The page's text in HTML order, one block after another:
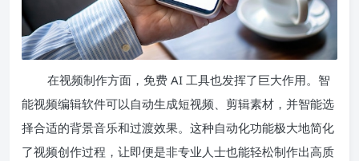
在视频制作方面，免费 AI 工具也发挥了巨大作用。智
能视频编辑软件可以自动生成短视频、剪辑素材，并智能选
择合适的背景音乐和过渡效果。这种自动化功能极大地简化
了视频创作过程，让即便是非专业人士也能轻松制作出高质